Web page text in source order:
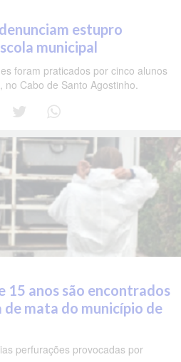
estupro
municipal
foram praticados por cinco alunos
Cabo de Santo Agostinho.
15 anos são encontrados
mata do município de
perfurações provocadas por